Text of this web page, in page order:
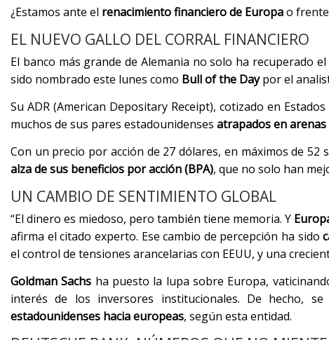
¿Estamos ante el renacimiento financiero de Europao
EL NUEVO GALLO DEL CORRAL FINANCIERO
El banco más grande de Alemania no solo ha recuperado
sido nombrado este lunes como Bull of the Daypor el
Su ADR (American Depositary Receipt), cotizado en
muchos de sus pares estadounidenses atrapados en arenas
Con un precio por acción de 27 dólares, en máximos de 52
alza de sus beneficios por acción (BPA), que no solo han
UN CAMBIO DE SENTIMIENTO GLOBAL
“El dinero es miedoso, pero también tiene memoria. Y
afirma el citado experto. Ese cambio de percepción ha sido
el control de tensiones arancelarias con EEUU, y una
Goldman Sachs ha puesto la lupa sobre Europa,
interés de los inversores institucionales. De hecho,
estadounidenses hacia europeas, según esta entidad.